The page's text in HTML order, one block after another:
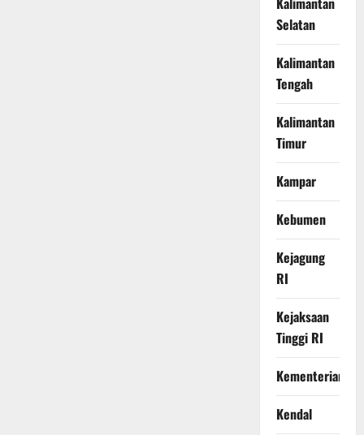
Selatan
Kalimantan
Tengah
Kalimantan
Timur
Kampar
Kebumen
Kejagung
RI
Kejaksaan
Tinggi RI
Kementerian
Kendal